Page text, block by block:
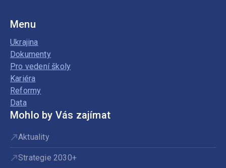
Menu
Ukrajina
Dokumenty
Pro vedení školy
Kariéra
Reformy
Data
Mohlo by Vás zajímat
Aktuality
Strategie 2030+